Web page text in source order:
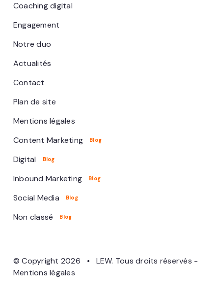
Coaching digital
Engagement
Notre duo
Actualités
Contact
Plan de site
Mentions légales
Content Marketing
Digital
Inbound Marketing
Social Media
Non classé
© Copyright 2026 • LEW. Tous droits réservés -
Mentions légales